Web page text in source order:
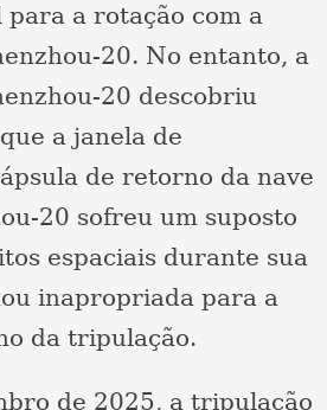
para a rotação com a
20. No entanto, a
20 descobriu
a janela de
de retorno da nave
20 sofreu um suposto
espaciais durante sua
inapropriada para a
da tripulação.
de 2025, a tripulação